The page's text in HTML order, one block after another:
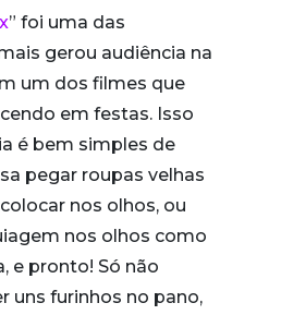
” foi uma das
gerou audiência na
um dos filmes que
em festas. Isso
é bem simples de
pegar roupas velhas
nos olhos, ou
nos olhos como
e pronto! Só não
uns furinhos no pano,